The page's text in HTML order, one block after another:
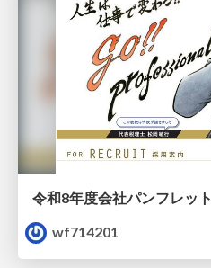
令和8年度会社パンフレット
wf714201